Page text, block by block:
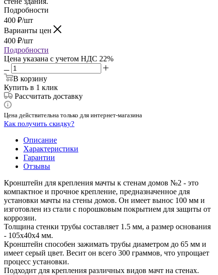
Подробности
400 ₽/шт
Варианты цен
400 ₽/шт
Подробности
Цена указана с учетом НДС 22%
В корзину
Купить в 1 клик
Рассчитать доставку
Цена действительна только для интернет-магазина
Как получить скидку?
Описание
Характеристики
Гарантии
Отзывы
Кронштейн для крепления мачты к стенам домов №2 - это
компактное и прочное крепление, предназначенное для
установки мачты на стены домов. Он имеет вынос 100 мм и
изготовлен из стали с порошковым покрытием для защиты от
коррозии.
Толщина стенки трубы составляет 1.5 мм, а размер основания
- 105х40х4 мм.
Кронштейн способен зажимать трубы диаметром до 65 мм и
имеет серый цвет. Весит он всего 300 граммов, что упрощает
процесс установки.
Подходит для крепления различных видов мачт на стенах.